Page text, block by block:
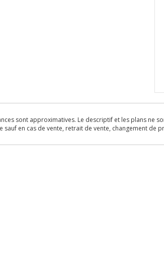
sont approximatives. Le descriptif et les plans ne
en cas de vente, retrait de vente, changement de